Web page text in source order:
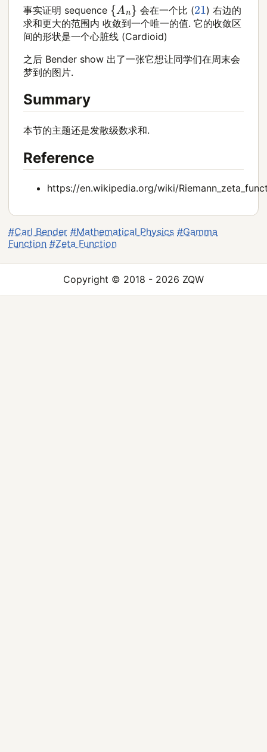
事实证明 sequence {An } 会在一个比 (21 ) 右边的
求和更大的范围内 收敛到一个唯一的值. 它的收敛区
间的形状是一个心脏线 (Cardioid)
之后 Bender show 出了一张它想让同学们在周末会
梦到的图片.
Summary
本节的主题还是发散级数求和.
Reference
https://en.wikipedia.org/wiki/
#Carl Bender #Mathematical Physics #Gamma
Function #Zeta Function
Copyright © 2018 - 2026 ZQW